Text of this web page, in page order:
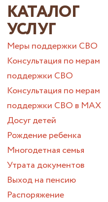
КАТАЛОГ
УСЛУГ
Меры поддержки СВО
Консультация по мерам
поддержки СВО
Консультация по мерам
поддержки СВО в МАХ
Досуг детей
Рождение ребенка
Многодетная семья
Утрата документов
Выход на пенсию
Распоряжение